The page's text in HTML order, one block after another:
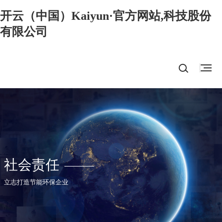
开云（中国）Kaiyun·官方网站,科技股份
有限公司
社会责任
立志打造节能环保企业